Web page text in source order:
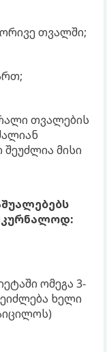
თვალში;
თვალების
მისი
ომეგა 3-
ხელი